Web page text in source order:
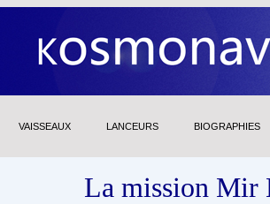
VAISSEAUX LANCEURS BIOGRAPHIES
La mission Mir